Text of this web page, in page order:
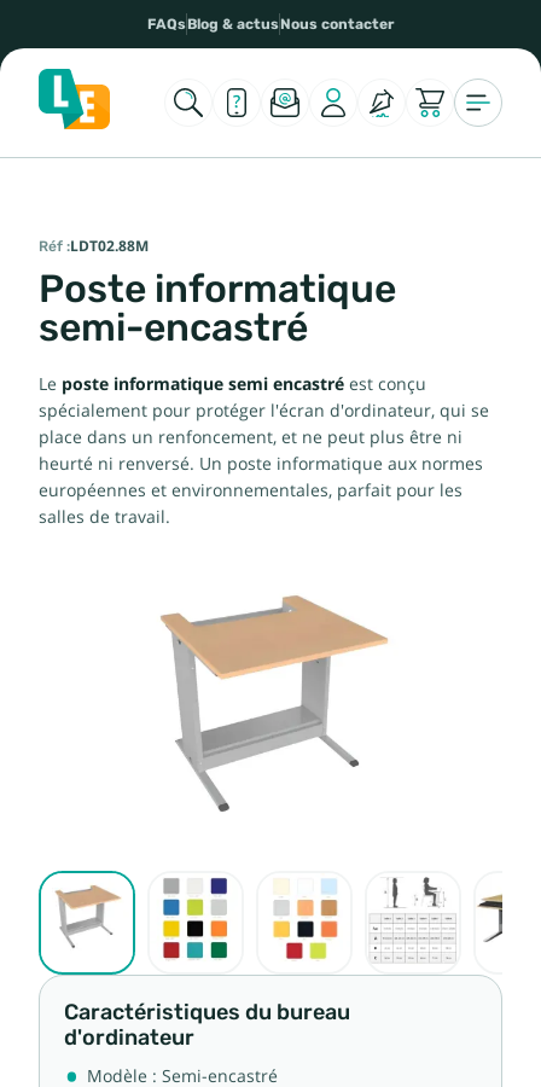
FAQsBlog & actusNous contacter
Réf :LDT02.88M
Poste informatique
semi-encastré
Le poste informatique semi encastré est conçu
spécialement pour protéger l'écran d'ordinateur, qui se
place dans un renfoncement, et ne peut plus être ni
heurté ni renversé. Un poste informatique aux normes
européennes et environnementales, parfait pour les
salles de travail.
Caractéristiques du bureau
d'ordinateur
Modèle : Semi-encastré